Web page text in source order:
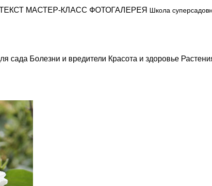
МАСТЕР-КЛАСС ФОТОГАЛЕРЕЯ Школа
сада Болезни и вредители Красота и здоровье